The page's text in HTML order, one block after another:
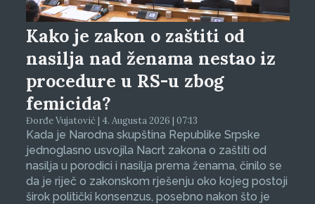
Kako je zakon o zaštiti od
nasilja nad ženama nestao iz
procedure u RS-u zbog
femicida?
Đorđe Vujatović | 4. Augusta 2026 | 07:13
Kada je Narodna skupština Republike Srpske
jednoglasno usvojila Nacrt zakona o zaštiti od
nasilja u porodici i nasilja prema ženama, činilo se
da je riječ o zakonskom rješenju oko kojeg postoji
širok politički konsenzus, posebno nakon što je